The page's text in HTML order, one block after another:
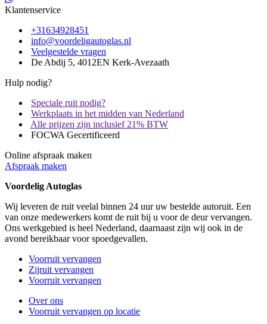
Klantenservice
+31634928451
info@voordeligautoglas.nl
Veelgestelde vragen
De Abdij 5, 4012EN Kerk-Avezaath
Hulp nodig?
Speciale ruit nodig?
Werkplaats in het midden van Nederland
Alle prijzen zijn inclusief 21% BTW
FOCWA Gecertificeerd
Online afspraak maken
Afspraak maken
Voordelig Autoglas
Wij leveren de ruit veelal binnen 24 uur uw bestelde autoruit. Een
van onze medewerkers komt de ruit bij u voor de deur vervangen.
Ons werkgebied is heel Nederland, daarnaast zijn wij ook in de
avond bereikbaar voor spoedgevallen.
Voorruit vervangen
Zijruit vervangen
Voorruit vervangen
Over ons
Voorruit vervangen op locatie